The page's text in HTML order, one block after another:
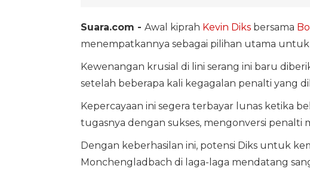
Suara.com - Awal kiprah Kevin Diksbersama
menempatkannya sebagai pilihan utama
Kewenangan krusial di lini serang ini baru
setelah beberapa kali kegagalan penalti yang
Kepercayaan ini segera terbayar lunas ketika
tugasnya dengan sukses, mengonversi penalti
Dengan keberhasilan ini, potensi Diks untuk
Monchengladbach di laga-laga mendatang